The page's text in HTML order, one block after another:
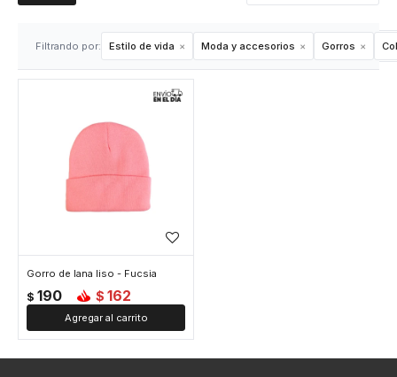
Filtrando por: Estilo de vida Moda y accesorios Gorros
Gorro de lana liso - Fucsia
$ 190 $ 162